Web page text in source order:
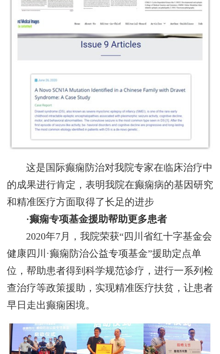
这是国际癫痫防治对我院专家在临床治疗中
的成果进行肯定，表明我院在癫痫病的基因研究
和精准医疗方面取得了长足的进步
·癫痫专项基金援助帮助更多患者
2020年7月，我院荣获“四川省红十字基金会
健康四川·癫痫防治公益专项基金”援助定点单
位，帮助患者得到科学规范诊疗，进行一系列检
查治疗等政策援助，实现精准医疗扶贫，让患者
早日走出癫痫困境。